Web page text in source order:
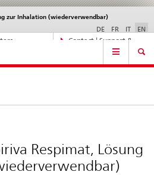
Contact | Support &
zur Inhalation (wiederverwendbar)
DE FR IT EN
Respimat, Lösung